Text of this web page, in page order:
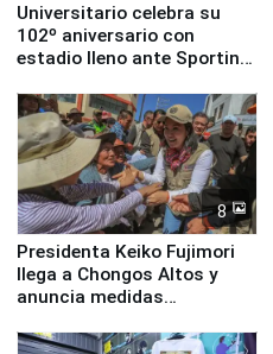
Universitario celebra su
102º aniversario con
estadio lleno ante Sporting
8
Presidenta Keiko Fujimori
llega a Chongos Altos y
anuncia medidas
educación, salud y empleo